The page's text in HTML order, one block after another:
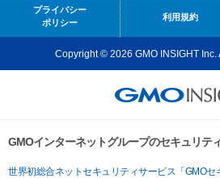
プライバシー
ポリシー
利用規約
Copyright © 2026 GMO INSIGHT Inc.
GMOインターネットグループのセキュリテ
世界初総合ネットセキュリティサービス「GMOセ